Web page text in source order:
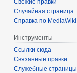
Случайная страница
Справка по MediaWiki
Инструменты
Ссылки сюда
Связанные правки
Служебные страницы